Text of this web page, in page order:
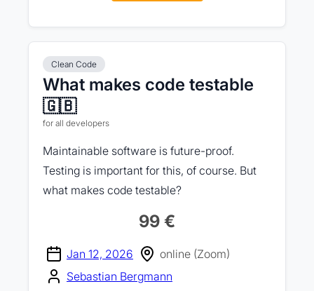
Clean Code
What makes code testable
🇬🇧
for all developers
Maintainable software is future-proof.
Testing is important for this, of course. But
what makes code testable?
99 €
Jan 12, 2026
online (Zoom)
Sebastian Bergmann